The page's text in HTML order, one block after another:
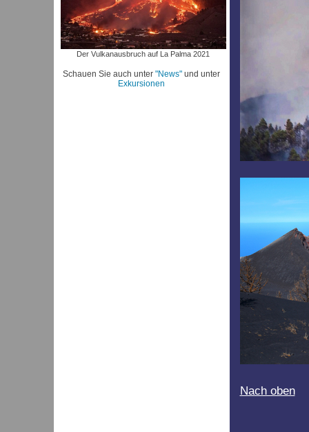
Der Vulkanausbruch auf La Palma 2021
Schauen Sie auch unter "News" und unter
Exkursionen
Nach oben